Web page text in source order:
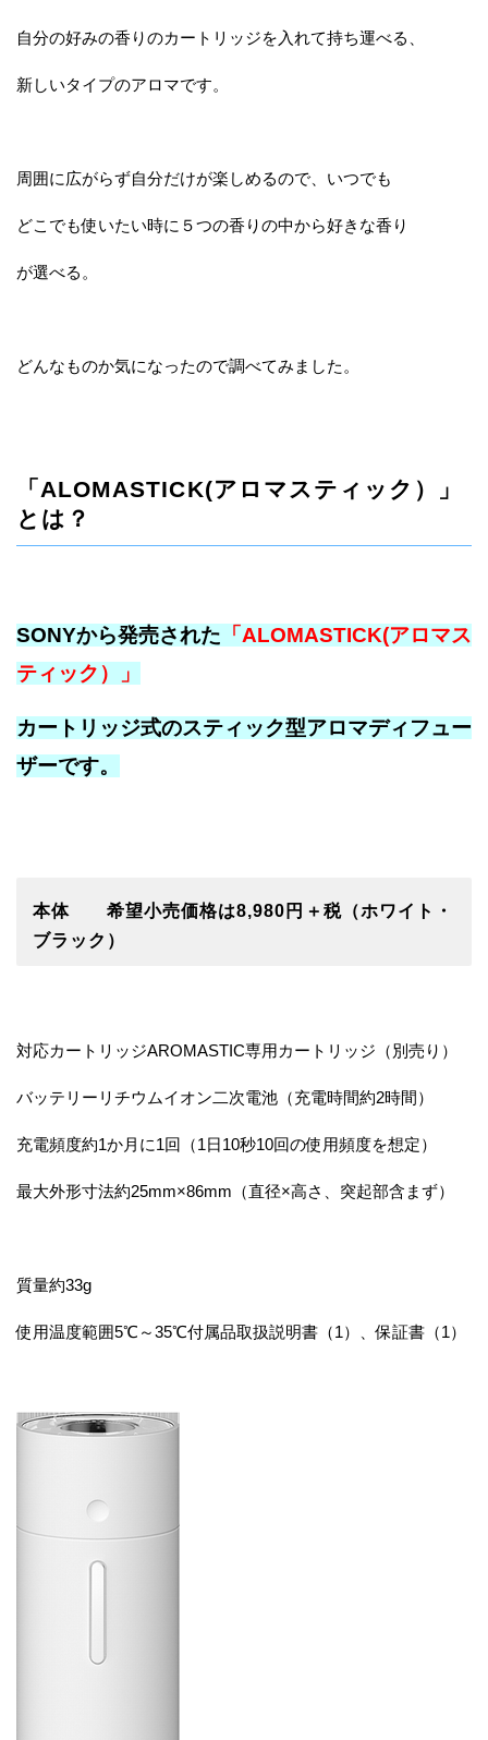
自分の好みの香りのカートリッジを入れて持ち運べる、
新しいタイプのアロマです。
周囲に広がらず自分だけが楽しめるので、いつでも
どこでも使いたい時に５つの香りの中から好きな香り
が選べる。
どんなものか気になったので調べてみました。
「ALOMASTICK(アロマスティック）」
とは？
SONYから発売された 「ALOMASTICK(アロマス
ティック）」
カートリッジ式のスティック型アロマディフュー
ザーです。
本体 希望小売価格は8,980円＋税（ホワイト・
ブラック）
対応カートリッジAROMASTIC専用カートリッジ（別売り）
バッテリーリチウムイオン二次電池（充電時間約2時間）
充電頻度約1か月に1回（1日10秒10回の使用頻度を想定）
最大外形寸法約25mm×86mm（直径×高さ、突起部含まず）
質量約33g
使用温度範囲5℃～35℃付属品取扱説明書（1）、保証書（1）